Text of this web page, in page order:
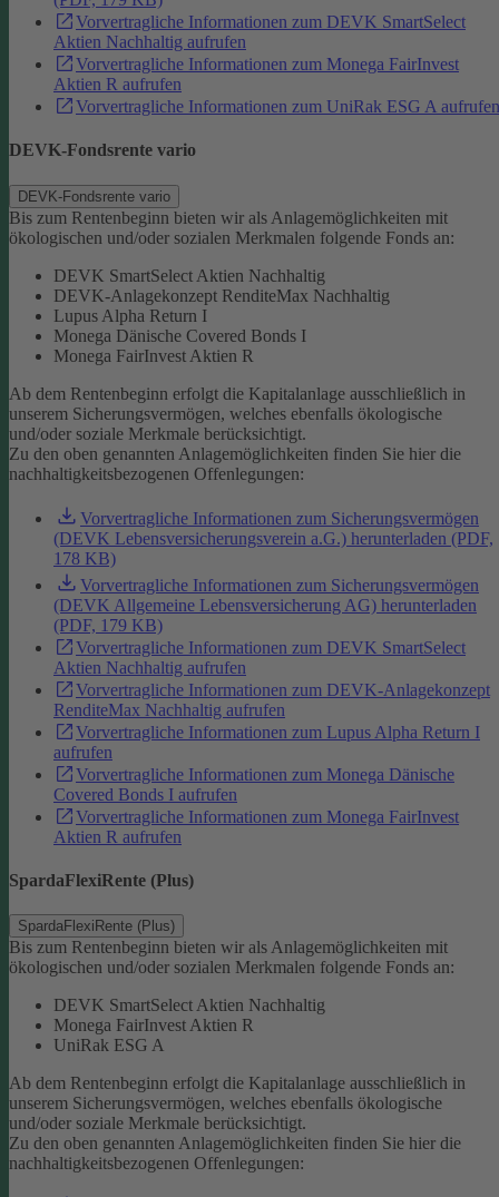
Vorvertragliche Informationen zum DEVK SmartSelect
Aktien Nachhaltig aufrufen
Vorvertragliche Informationen zum Monega FairInvest
Aktien R aufrufen
Vorvertragliche Informationen zum UniRak ESG A aufrufen
DEVK-Fondsrente vario
DEVK-Fondsrente vario
Bis zum Rentenbeginn bieten wir als Anlagemöglichkeiten mit
ökologischen und/oder sozialen Merkmalen folgende Fonds an:
DEVK SmartSelect Aktien Nachhaltig
DEVK-Anlagekonzept RenditeMax Nachhaltig
Lupus Alpha Return I
Monega Dänische Covered Bonds I
Monega FairInvest Aktien R
Ab dem Rentenbeginn erfolgt die Kapitalanlage ausschließlich in
unserem Sicherungsvermögen, welches ebenfalls ökologische
und/oder soziale Merkmale berücksichtigt.
Zu den oben genannten Anlagemöglichkeiten finden Sie hier die
nachhaltigkeitsbezogenen Offenlegungen:
Vorvertragliche Informationen zum Sicherungsvermögen
(DEVK Lebensversicherungsverein a.G.) herunterladen (PDF,
178 KB)
Vorvertragliche Informationen zum Sicherungsvermögen
(DEVK Allgemeine Lebensversicherung AG) herunterladen
(PDF, 179 KB)
Vorvertragliche Informationen zum DEVK SmartSelect
Aktien Nachhaltig aufrufen
Vorvertragliche Informationen zum DEVK-Anlagekonzept
RenditeMax Nachhaltig aufrufen
Vorvertragliche Informationen zum Lupus Alpha Return I
aufrufen
Vorvertragliche Informationen zum Monega Dänische
Covered Bonds I aufrufen
Vorvertragliche Informationen zum Monega FairInvest
Aktien R aufrufen
SpardaFlexiRente (Plus)
SpardaFlexiRente (Plus)
Bis zum Rentenbeginn bieten wir als Anlagemöglichkeiten mit
ökologischen und/oder sozialen Merkmalen folgende Fonds an:
DEVK SmartSelect Aktien Nachhaltig
Monega FairInvest Aktien R
UniRak ESG A
Ab dem Rentenbeginn erfolgt die Kapitalanlage ausschließlich in
unserem Sicherungsvermögen, welches ebenfalls ökologische
und/oder soziale Merkmale berücksichtigt.
Zu den oben genannten Anlagemöglichkeiten finden Sie hier die
nachhaltigkeitsbezogenen Offenlegungen: